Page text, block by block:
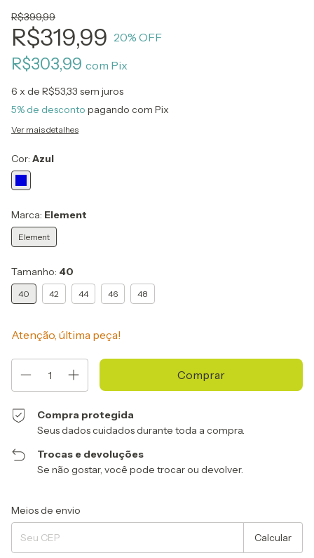
R$399,99
R$319,99 20% OFF
R$303,99 com Pix
6 x de R$53,33 sem juros
5% de desconto pagando com Pix
Ver mais detalhes
Cor: Azul
Marca: Element
Element
Tamanho: 40
40 42 44 46 48
Atenção, última peça!
Compra protegida
Seus dados cuidados durante toda a compra.
Trocas e devoluções
Se não gostar, você pode trocar ou devolver.
Entregas para o CEP:
Meios de envio
Calcular